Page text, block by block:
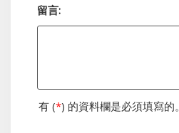
留言:
有 (*) 的資料欄是必須填寫的。